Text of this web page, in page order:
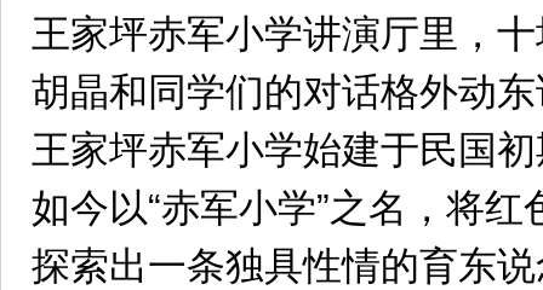
王家坪赤军小学讲演厅里，
胡晶和同学们的对话格外动
王家坪赤军小学始建于民国
如今以“赤军小学”之名，将
探索出一条独具性情的育东